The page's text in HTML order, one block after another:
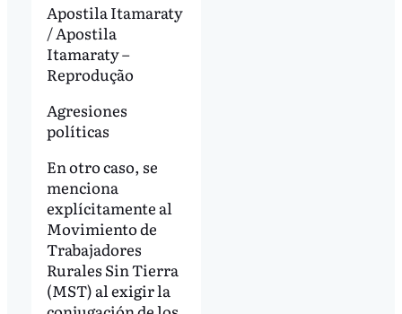
Apostila Itamaraty
/ Apostila
Itamaraty –
Reprodução
Agresiones
políticas
En otro caso, se
menciona
explícitamente al
Movimiento de
Trabajadores
Rurales Sin Tierra
(MST) al exigir la